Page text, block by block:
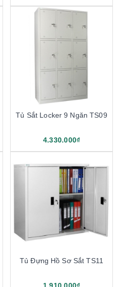
Tủ Sắt Locker 9 Ngăn TS09
4.330.000₫
Tủ Đựng Hồ Sơ Sắt TS11
1.910.000₫